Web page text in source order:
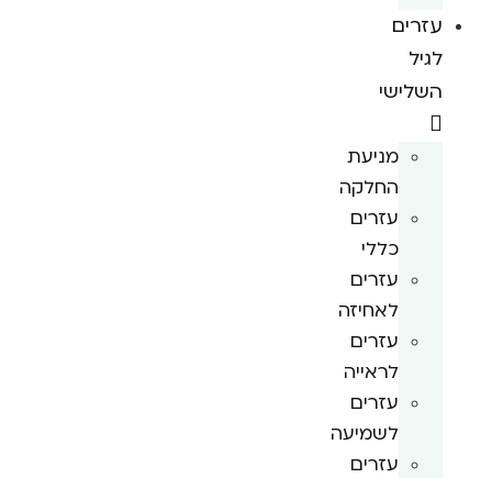
עזרים
לגיל
השלישי
מניעת
החלקה
עזרים
כללי
עזרים
לאחיזה
עזרים
לראייה
עזרים
לשמיעה
עזרים